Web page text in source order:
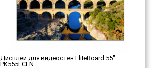
Дисплей для видеостен EliteBoard 55"
PK555FCLN